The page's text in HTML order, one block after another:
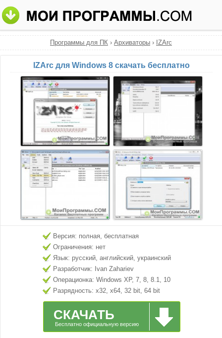
Программы для ПК › Архиваторы › IZArc
IZArc для Windows 8 скачать бесплатно
Версия: полная, бесплатная
Ограничения: нет
Язык: русский, английский, украинский
Разработчик: Ivan Zahariev
Операционка: Windows XP, 7, 8, 8.1, 10
Разрядность: x32, x64, 32 bit, 64 bit
СКАЧАТЬ
Бесплатно официальную версию